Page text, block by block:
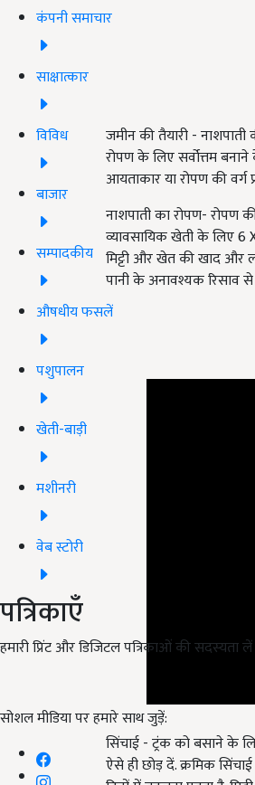
कंपनी समाचार
साक्षात्कार
विविध
बाजार
सम्पादकीय
औषधीय फसलें
पशुपालन
खेती-बाड़ी
मशीनरी
वेब स्टोरी
पत्रिकाएँ
हमारी प्रिंट और डिजिटल पत्रिकाओं की सदस्यता लें
सोशल मीडिया पर हमारे साथ जुड़ें:
जमीन की तैयारी -
रोपण के लिए सर्वोत्तम
आयताकार या रोपण की वर्ग
नाशपाती का रोपण- रोपण
व्यावसायिक खेती के लिए 6
मिट्टी और खेत की खाद और
पानी के अनावश्यक रिसाव
सिंचाई - ट्रंक को बसाने के
ऐसे ही छोड़ दें. क्रमिक
दिनों में बदलना पड़ता है.